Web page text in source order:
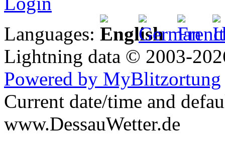
Languages:
Lightning data © 2003-
Powered by MyBlitzortung
Current date/time and
www.DessauWetter.de